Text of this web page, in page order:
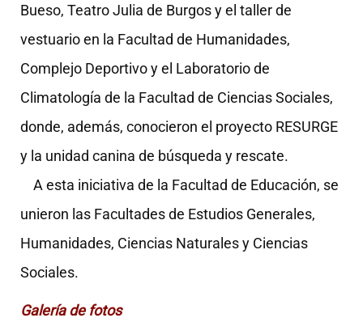
Bueso, Teatro Julia de Burgos y el taller de
vestuario en la Facultad de Humanidades,
Complejo Deportivo y el Laboratorio de
Climatología de la Facultad de Ciencias Sociales,
donde, además, conocieron el proyecto RESURGE
y la unidad canina de búsqueda y rescate.
A esta iniciativa de la Facultad de Educación, se
unieron las Facultades de Estudios Generales,
Humanidades, Ciencias Naturales y Ciencias
Sociales.
Galería de fotos